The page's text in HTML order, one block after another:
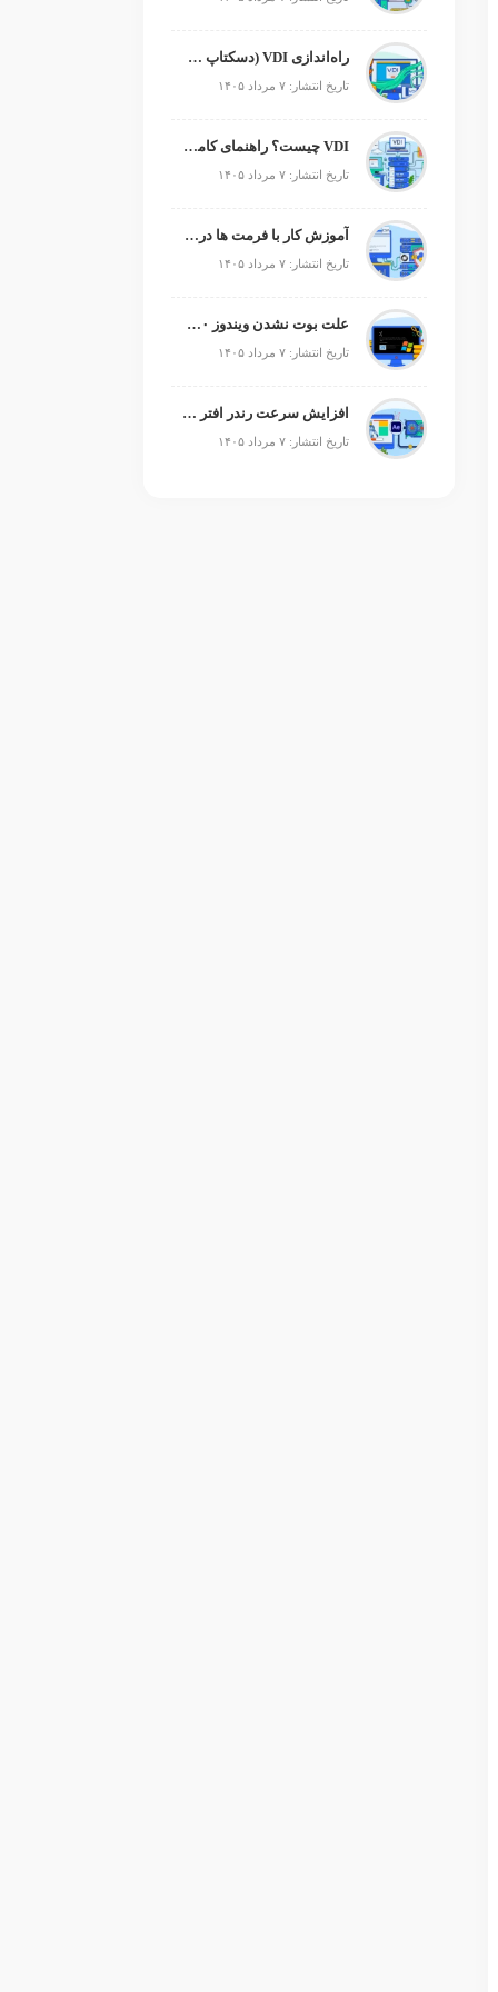
راه‌اندازی VDI (دسکتاپ مجازی)
تاریخ انتشار: ۷ مرداد ۱۴۰۵
VDI چیست؟ راهنمای کامل زیرساخت دسکتاپ مجازی
تاریخ انتشار: ۷ مرداد ۱۴۰۵
آموزش کار با فرمت ها در پایتون
تاریخ انتشار: ۷ مرداد ۱۴۰۵
علت بوت نشدن ویندوز ۱۰ و ۱۱ + آموزش رفع مشکل (راهنمای گام‌به‌گام)
تاریخ انتشار: ۷ مرداد ۱۴۰۵
افزایش سرعت رندر افتر افکت؛ رفع کندی After Effects
تاریخ انتشار: ۷ مرداد ۱۴۰۵